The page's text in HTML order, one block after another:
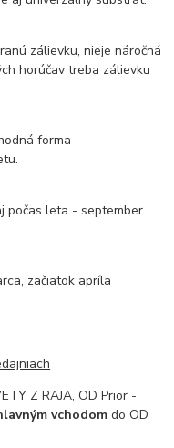
zálievku, nieje náročná
horúčav treba zálievku
forma
počas leta - september.
začiatok apríla
Z RAJA, OD Prior -
vchodom do OD